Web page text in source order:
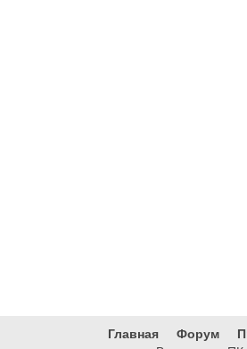
Главная Форум